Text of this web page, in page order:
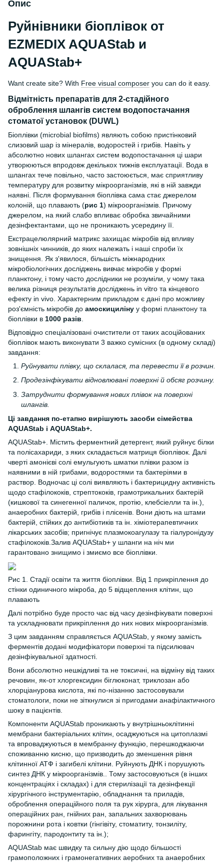
Опис
Руйнівники біоплівок от
EZMEDIX AQUAStab и
AQUAStab+
Want create site? With Free visual composer you can do it easy.
Відмітність препаратів для 2-стадійного
оброблення шлангів систем водопостачання
стоматої установок (DUWL)
Біоплівки (microbial biofilms) являють собою пристінковий
слизовий шар із мінералів, водоростей і грибів. Навіть у
абсолютно нових шлангах систем водопостачання ці шари
утворюються впродовж декількох тижнів експлуатації. Вода в
шлангах тече повільно, часто застоюється, має сприятливу
температуру для розвитку мікроорганізмів, які в ній завжди
наявні. Після формування біоплівка сама стає джерелом
колоній, що плавають (рис 1) мікроорганізмів. Причому
джерелом, на який слабо впливає обробка звичайними
дезінфектантами, що не проникають усередину її.
Екстрацелюлярний матрикс захищає мікробів від впливу
зовнішніх чинників, до яких належать і наші спроби їх
знищення. Як з'явилося, більшість міжнародних
мікробіологічних досліджень вивчає мікробів у формі
планктону, і тому часто дослідники не розуміли, у чому така
велика різниця результатів досліджень in vitro та кінцевого
ефекту in vivo. Характерним прикладом є дані про можливу
роз'ємність мікробів до амоскициліну у формі планктону та
біоплівки в 1000 разів
Відповідно спеціалізовані очистители от таких асоційованих
біоплівок мають виконувати 3 важко сумісних (в одному складі)
завдання:
Руйнувати плівку, що склалася, та перевести її в розчин.
Продезінфікувати відновлювані поверхні й обсяг розчину.
Затруднити формування нових плівок на поверхні
шлангів.
Ці завдання по-етапно вирішують засоби сімейства
AQUAStab і AQUAStab+.
AQUAStab+. Містить ферментний детергент, який руйнує білки
та полісахариди, з яких складається матриця біоплівок. Далі
чверті амонієві солі емульгують шматки плівки разом із
наявними в ній грибами, водоростями та бактеріями в
раствор. Водночас ці солі виявляють і бактерицидну активність
щодо стафілококів, стрептококів, грамотрикальних бактерій
(кишкової та синегенної паличок, протію, клебсіелли та ін.),
анаеробних бактерій, грибів і плісенів. Вони діють на штами
бактерій, стійких до антибіотиків та ін. хіміотерапевтичних
лікарських засобів; пригнічує плазмокоагулазу та гіалуронідузу
стафілококів.Залив AQUAStab+ у шланги на ніч ми
гарантовано знищимо і змиємо все біоплівки.
Рис 1. Стадії освіти та життя біоплівки. Від 1 прикріплення до
стінки одиничного мікроба, до 5 відщеплення клітин, що
плавають
Далі потрібно буде просто час від часу дезінфікувати поверхні
та ускладнювати прикріплення до них нових мікроорганізмів.
З цим завданням справляється AQUAStab, у якому замість
ферментів додані модифікатори поверхні та підсилювач
дезінфікувальної здатності.
Вони абсолютно нешкідливі та не токсичні, на відміну від таких
речовин, як-от хлоргексидин біглюконат, триклозан або
хлорціанурова кислота, які по-нізанню застосовували
стоматологи, поки не зіткнулися зі пригодами анафілактичного
шоку в пацієнтів.
Компоненти AQUAStab проникають у внутрішньоклітинні
мембрани бактеріальних клітин, осаджуються на цитоплазмі
та впроваджуються в мембранну функцію, перешкоджаючи
споживанню кисню, що призводить до зменшення рівня
клітинної АТФ і загибелі клітини. Руйнують ДНК і порушують
синтез ДНК у мікроорганізмів.. Тому застосовуються (в інших
концентраціях і складах) і для стерилізації та дезінфекції
хірургічного інструментарію, обладнання та приладів,
оброблення операційного поля та рук хірурга, для лікування
операційних ран, гнійних ран, запальних захворювань
порожнини рота і ковтки (гінгівіту, стоматиту, тонзиліту,
фарингіту, пародонтиту та ін.);
AQUAStab має швидку та сильну дію щодо більшості
грамоположних і грамонегативних аеробних та анаеробних